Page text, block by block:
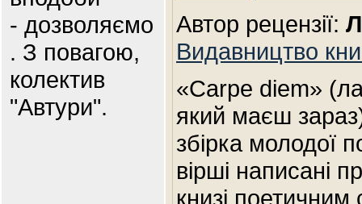
- дозволяємо
. З повагою,
колектив
"Автури".
Автор рецензії:
Видавництво
«Carpe diem»
який маєш
збірка молодої
вірші написані
книзі поетичним